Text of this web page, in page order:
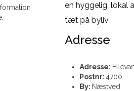
en hyggelig, lokal
tæt på byliv
Adresse
Adresse:
Postnr: 4700
By: Næstved